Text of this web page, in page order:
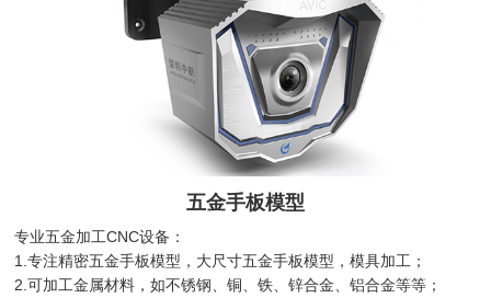
五金手板模型
专业五金加工CNC设备：
1.专注精密五金手板模型，大尺寸五金手板模型，模具加工；
2.可加工金属材料，如不锈钢、铜、铁、锌合金、铝合金等等；